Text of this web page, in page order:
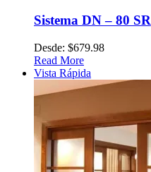
Sistema DN – 80 SR
Desde: $679.98
Read More
Vista Rápida